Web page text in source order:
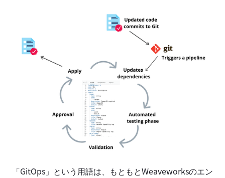
「GitOps」という用語は、もともとWeaveworksのエン